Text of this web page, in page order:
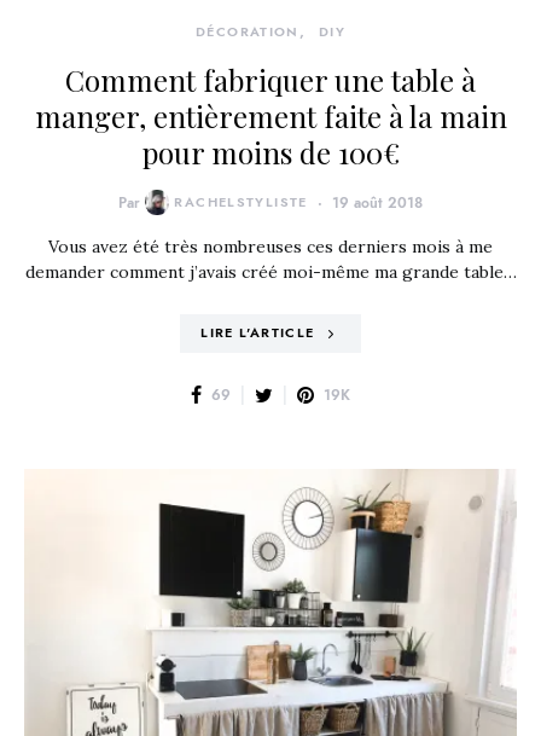
DÉCORATION DIY
Comment fabriquer une table à
manger, entièrement faite à la main
pour moins de 100€
Par RACHELSTYLISTE 19 août 2018
Vous avez été très nombreuses ces derniers mois à me
demander comment j’avais créé moi-même ma grande table…
LIRE L'ARTICLE
69 19K